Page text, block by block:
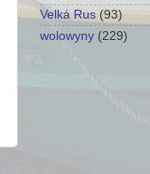
Velká Rus (93)
wolowyny (229)